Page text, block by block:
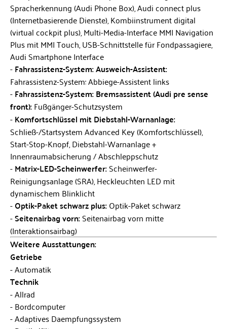
Spracherkennung (Audi Phone Box), Audi connect plus
(Internetbasierende Dienste), Kombiinstrument digital
(virtual cockpit plus), Multi-Media-Interface MMI Navigation
Plus mit MMI Touch, USB-Schnittstelle für Fondpassagiere,
Audi Smartphone Interface
Fahrassistenz-System: Ausweich-Assistent:
Fahrassistenz-System: Abbiege-Assistent links
Fahrassistenz-System: Bremsassistent (Audi pre sense
front):Fußgänger-Schutzsystem
Komfortschlüssel mit Diebstahl-Warnanlage:
Schließ-/Startsystem Advanced Key (Komfortschlüssel),
Start-Stop-Knopf, Diebstahl-Warnanlage +
Innenraumabsicherung / Abschleppschutz
Matrix-LED-Scheinwerfer:Scheinwerfer-
Reinigungsanlage (SRA), Heckleuchten LED mit
dynamischem Blinklicht
Optik-Paket schwarz plus:Optik-Paket schwarz
Seitenairbag vorn:Seitenairbag vorn mitte
(Interaktionsairbag)
Weitere Ausstattungen:
Getriebe
Automatik
Technik
Allrad
Bordcomputer
Adaptives Daempfungssystem